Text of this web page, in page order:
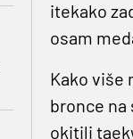
itekako
osam
Kako više
bronce na
okitili